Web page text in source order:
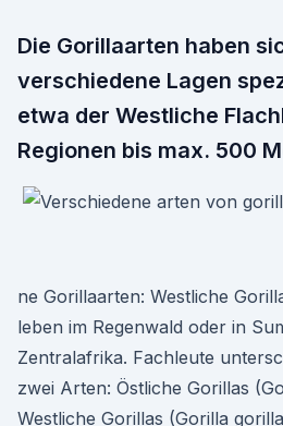
Die Gorillaarten haben
verschiedene Lagen
etwa der Westliche
Regionen bis max. 500
ne Gorillaarten: Westliche
leben im Regenwald oder in
Zentralafrika. Fachleute
zwei Arten: Östliche Gorillas
Westliche Gorillas (Gorilla